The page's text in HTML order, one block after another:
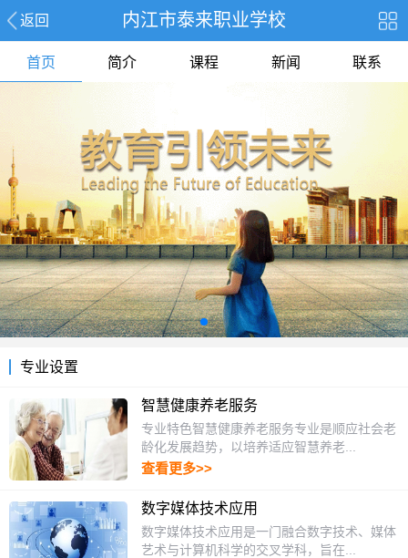
返回 内江市泰来职业学校
首页 简介 课程 新闻 联系
专业设置
智慧健康养老服务
专业特色智慧健康养老服务专业是顺应社会老
龄化发展趋势，以培养适应智慧养老...
查看更多>>
数字媒体技术应用
数字媒体技术应用是一门融合数字技术、媒体
艺术与计算机科学的交叉学科，旨在...